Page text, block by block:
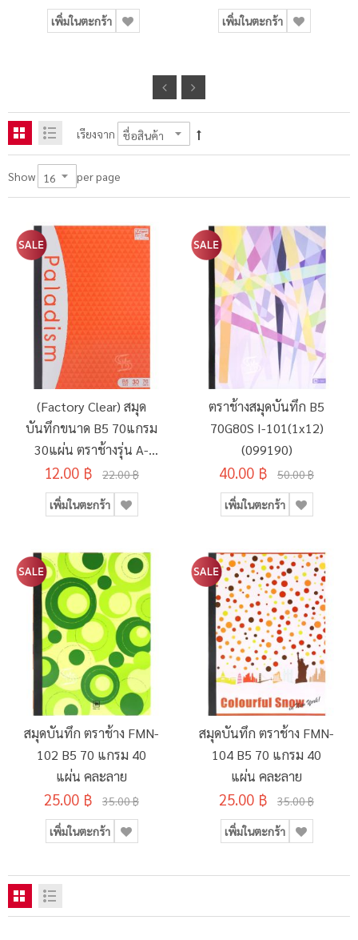
เพิ่มในตะกร้า เพิ่มในตะกร้า
เรียงจาก
Show per page
(Factory Clear) สมุด
บันทึกขนาด B5 70แกรม
30แผ่น ตราช้างรุ่น A-
104
12.00 ฿ 22.00 ฿
เพิ่มในตะกร้า
ตราช้างสมุดบันทึก B5
70G80S I-101(1x12)
(099190)
40.00 ฿ 50.00 ฿
เพิ่มในตะกร้า
สมุดบันทึก ตราช้าง FMN-
102 B5 70 แกรม 40
แผ่น คละลาย
25.00 ฿ 35.00 ฿
เพิ่มในตะกร้า
สมุดบันทึก ตราช้าง FMN-
104 B5 70 แกรม 40
แผ่น คละลาย
25.00 ฿ 35.00 ฿
เพิ่มในตะกร้า